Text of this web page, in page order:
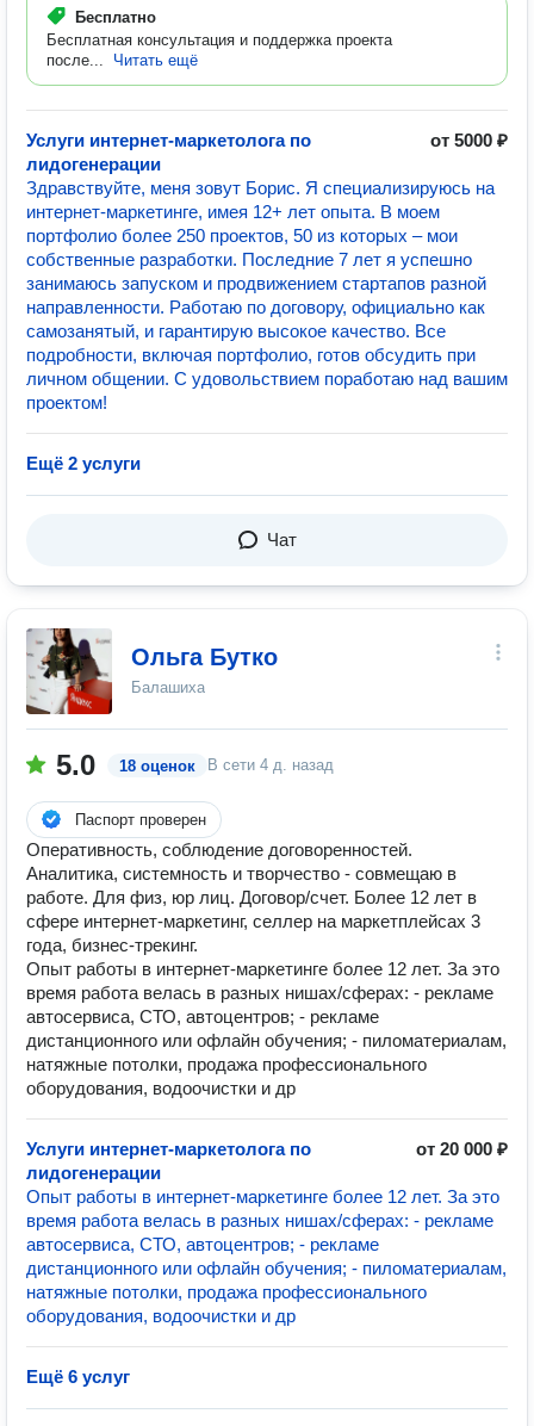
Бесплатно
Бесплатная консультация и поддержка проекта
после...
Читать ещё
Услуги интернет-маркетолога по
лидогенерации
от 5000 ₽
Здравствуйте, меня зовут Борис. Я специализируюсь на
интернет-маркетинге, имея 12+ лет опыта. В моем
портфолио более 250 проектов, 50 из которых – мои
собственные разработки. Последние 7 лет я успешно
занимаюсь запуском и продвижением стартапов разной
направленности. Работаю по договору, официально как
самозанятый, и гарантирую высокое качество. Все
подробности, включая портфолио, готов обсудить при
личном общении. С удовольствием поработаю над вашим
проектом!
Ещё 2 услуги
Чат
Ольга Бутко
Балашиха
5.0 18 оценок В сети 4 д. назад
Паспорт проверен
Оперативность, соблюдение договоренностей.
Аналитика, системность и творчество - совмещаю в
работе. Для физ, юр лиц. Договор/счет. Более 12 лет в
сфере интернет-маркетинг, селлер на маркетплейсах 3
года, бизнес-трекинг.
Опыт работы в интернет-маркетинге более 12 лет. За это
время работа велась в разных нишах/сферах: - рекламе
автосервиса, СТО, автоцентров; - рекламе
дистанционного или офлайн обучения; - пиломатериалам,
натяжные потолки, продажа профессионального
оборудования, водоочистки и др
Услуги интернет-маркетолога по
лидогенерации
от 20 000 ₽
Опыт работы в интернет-маркетинге более 12 лет. За это
время работа велась в разных нишах/сферах: - рекламе
автосервиса, СТО, автоцентров; - рекламе
дистанционного или офлайн обучения; - пиломатериалам,
натяжные потолки, продажа профессионального
оборудования, водоочистки и др
Ещё 6 услуг